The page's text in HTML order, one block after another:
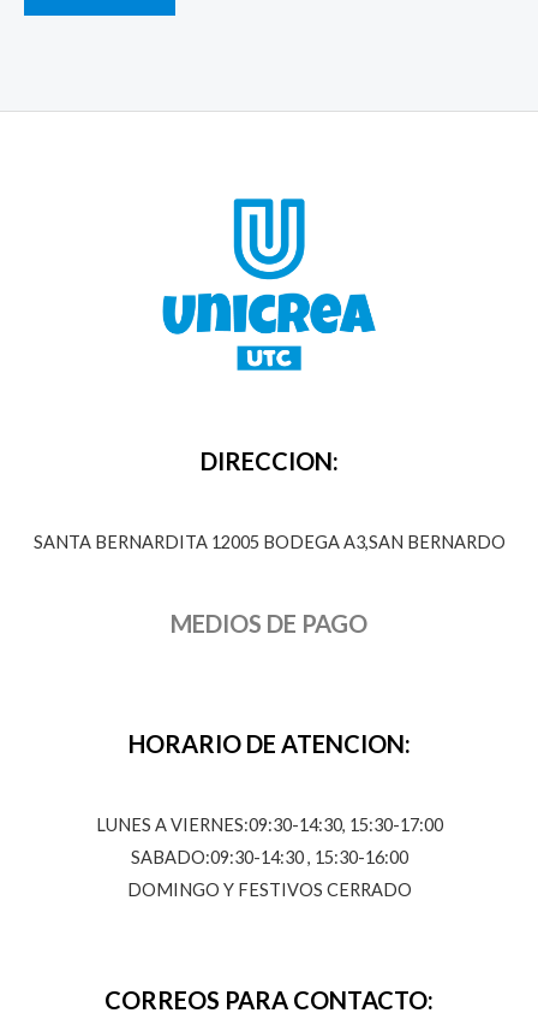
DIRECCION:
SANTA BERNARDITA 12005 BODEGA A3,SAN BERNARDO
MEDIOS DE PAGO
HORARIO DE ATENCION:
LUNES A VIERNES:09:30-14:30, 15:30-17:00
SABADO:09:30-14:30 , 15:30-16:00
DOMINGO Y FESTIVOS CERRADO
CORREOS PARA CONTACTO: